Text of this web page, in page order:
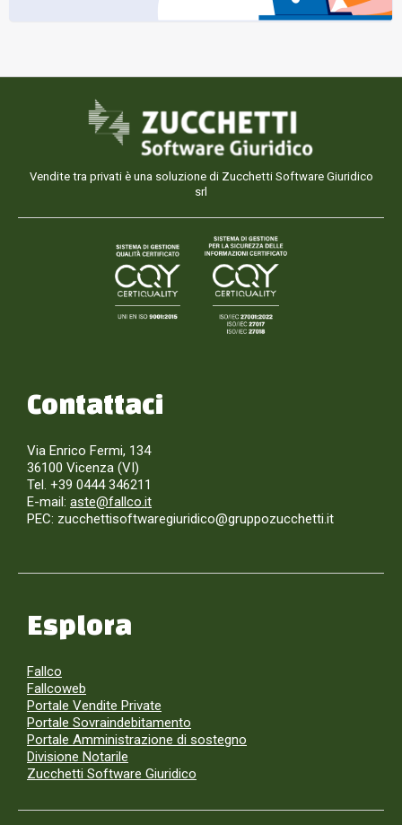
Vendite tra privati è una soluzione di Zucchetti Software Giuridico
srl
Contattaci
Via Enrico Fermi, 134
36100 Vicenza (VI)
Tel. +39 0444 346211
E-mail: aste@fallco.it
PEC: zucchettisoftwaregiuridico@gruppozucchetti.it
Esplora
Fallco
Fallcoweb
Portale Vendite Private
Portale Sovraindebitamento
Portale Amministrazione di sostegno
Divisione Notarile
Zucchetti Software Giuridico